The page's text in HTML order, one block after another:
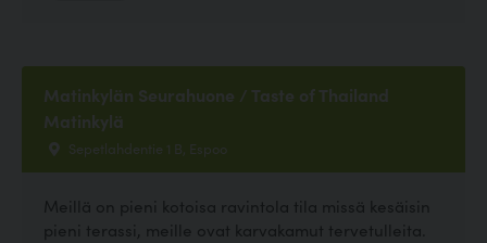
Matinkylän Seurahuone / Taste of Thailand
Matinkylä
Sepetlahdentie 1 B, Espoo
Meillä on pieni kotoisa ravintola tila missä kesäisin
pieni terassi, meille ovat karvakamut tervetulleita.